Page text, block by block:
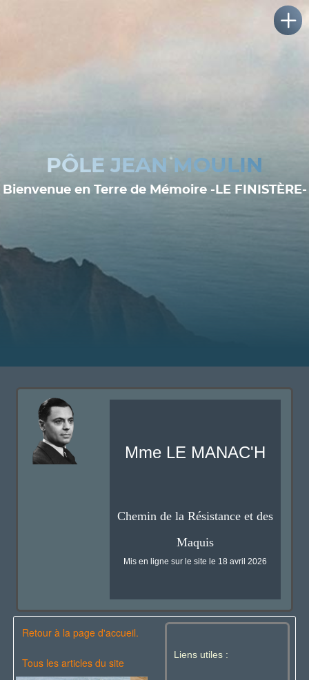
PÔLE JEAN MOULIN
Bienvenue en Terre de Mémoire -LE FINISTÈRE-
Mme LE MANAC'H
Chemin de la Résistance et des
Maquis
Mis en ligne sur le site le 18 avril 2026
Retour à la page d'accueil.
Tous les articles du site
Liens utiles :